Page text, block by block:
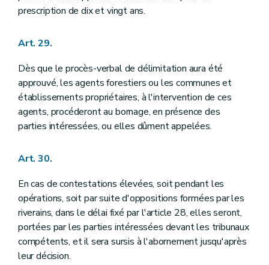
prescription de dix et vingt ans.
Art. 29.
Dès que le procès-verbal de délimitation aura été
approuvé, les agents forestiers ou les communes et
établissements propriétaires, à l'intervention de ces
agents, procéderont au bornage, en présence des
parties intéressées, ou elles dûment appelées.
Art. 30.
En cas de contestations élevées, soit pendant les
opérations, soit par suite d'oppositions formées par les
riverains, dans le délai fixé par l'article 28, elles seront,
portées par les parties intéressées devant les tribunaux
compétents, et il sera sursis à l'abornement jusqu'après
leur décision.